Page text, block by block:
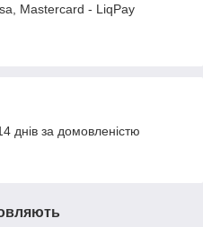
Mastercard - LiqPay
днів за домовленістю